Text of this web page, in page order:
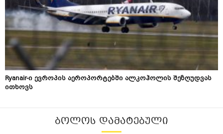
Ryanair-ი ევროპის აეროპორტებში ალკოჰოლის შეზღუდვას
ითხოვს
ᲑᲝᲚᲝᲡ ᲓᲐᲛᲐᲢᲔᲑᲣᲚᲘ